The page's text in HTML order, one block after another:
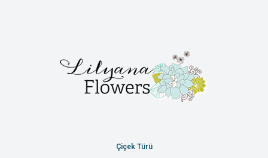
Çiçek Türü